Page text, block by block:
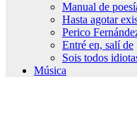
Manual de
Hasta agotar
Perico
Entré en, salí de
Sois todos
Música